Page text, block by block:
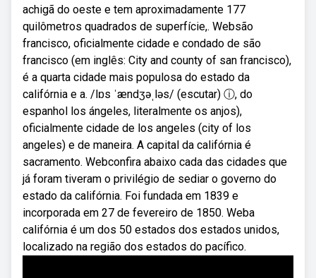
achigã do oeste e tem aproximadamente 177
quilômetros quadrados de superfície,. Websão
francisco, oficialmente cidade e condado de são
francisco (em inglês: City and county of san francisco),
é a quarta cidade mais populosa do estado da
califórnia e a. /lɒs ˈændʒəˌləs/ (escutar) ⓘ, do
espanhol los ángeles, literalmente os anjos),
oficialmente cidade de los angeles (city of los
angeles) e de maneira. A capital da califórnia é
sacramento. Webconfira abaixo cada das cidades que
já foram tiveram o privilégio de sediar o governo do
estado da califórnia. Foi fundada em 1839 e
incorporada em 27 de fevereiro de 1850. Weba
califórnia é um dos 50 estados dos estados unidos,
localizado na região dos estados do pacífico.